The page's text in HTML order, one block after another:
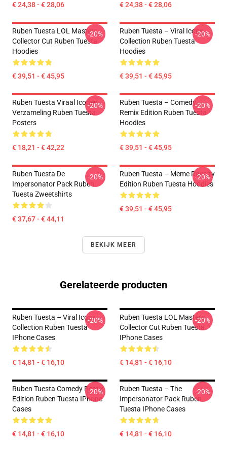
€ 24,38 - € 28,06 € 24,38 - € 28,06
Ruben Tuesta LOL Masters
Collector Cut Ruben Tuesta
Hoodies
€ 39,51 - € 45,95
-20%
Ruben Tuesta – Viral Icons
Collection Ruben Tuesta
Hoodies
€ 39,51 - € 45,95
-20%
Ruben Tuesta Viraal Iconen
Verzameling Ruben Tuesta
Posters
€ 18,21 - € 42,22
-20%
Ruben Tuesta – Comedy
Remix Edition Ruben Tuesta
Hoodies
€ 39,51 - € 45,95
-20%
Ruben Tuesta De
Impersonator Pack Ruben
Tuesta Zweetshirts
€ 37,67 - € 44,11
-20%
Ruben Tuesta – Meme Royalty
Edition Ruben Tuesta Hoodies
€ 39,51 - € 45,95
-20%
BEKIJK MEER
Gerelateerde producten
Ruben Tuesta – Viral Icons
Collection Ruben Tuesta
IPhone Cases
€ 14,81 - € 16,10
-20%
Ruben Tuesta LOL Masters
Collector Cut Ruben Tuesta
IPhone Cases
€ 14,81 - € 16,10
-20%
Ruben Tuesta Comedy Remix
Edition Ruben Tuesta IPhone
Cases
€ 14,81 - € 16,10
-20%
Ruben Tuesta – The
Impersonator Pack Ruben
Tuesta IPhone Cases
€ 14,81 - € 16,10
-20%